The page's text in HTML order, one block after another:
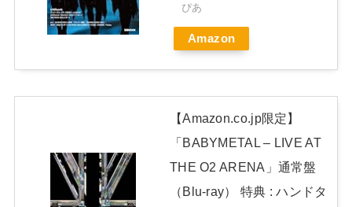
開封レビュー!
ぴあ
Amazon
【Amazon.co.jp限定】
「BABYMETAL – LIVE AT
THE O2 ARENA」通常盤
（Blu-ray） 特典 : ハンドタ